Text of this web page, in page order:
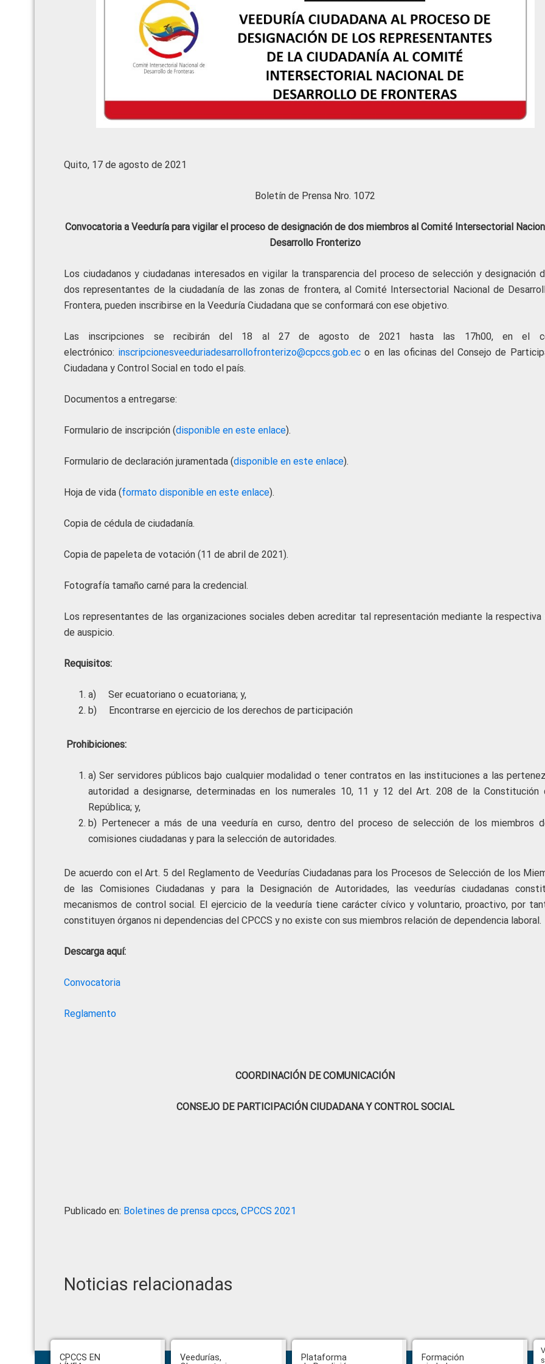
Quito, 17 de agosto de 2021
Boletín de Prensa Nro. 1072
Convocatoria a Veeduría para vigilar el proceso de designación de dos miembros al Comité Intersectorial
Desarrollo Fronterizo
Los ciudadanos y ciudadanas interesados en vigilar la transparencia del proceso de selección y designación
dos representantes de la ciudadanía de las zonas de frontera, al Comité Intersectorial Nacional de
Frontera, pueden inscribirse en la Veeduría Ciudadana que se conformará con ese objetivo.
Las inscripciones se recibirán del 18 al 27 de agosto de 2021 hasta las 17h00, en el
electrónico: inscripcionesveeduriadesarrollofronterizo@cpccs.gob.ec o en las oficinas del Consejo de
Ciudadana y Control Social en todo el país.
Documentos a entregarse:
Formulario de inscripción (disponible en este enlace).
Formulario de declaración juramentada (disponible en este enlace).
Hoja de vida (formato disponible en este enlace).
Copia de cédula de ciudadanía.
Copia de papeleta de votación (11 de abril de 2021).
Fotografía tamaño carné para la credencial.
Los representantes de las organizaciones sociales deben acreditar tal representación mediante la respectiva
de auspicio.
Requisitos:
a) Ser ecuatoriano o ecuatoriana; y,
b) Encontrarse en ejercicio de los derechos de participación
Prohibiciones:
a) Ser servidores públicos bajo cualquier modalidad o tener contratos en las instituciones a las
autoridad a designarse, determinadas en los numerales 10, 11 y 12 del Art. 208 de la Constitución
República; y,
b) Pertenecer a más de una veeduría en curso, dentro del proceso de selección de los miembros
comisiones ciudadanas y para la selección de autoridades.
De acuerdo con el Art. 5 del Reglamento de Veedurías Ciudadanas para los Procesos de Selección de los
de las Comisiones Ciudadanas y para la Designación de Autoridades, las veedurías ciudadanas
mecanismos de control social. El ejercicio de la veeduría tiene carácter cívico y voluntario, proactivo, por
constituyen órganos ni dependencias del CPCCS y no existe con sus miembros relación de dependencia laboral.
Descarga aquí:
Convocatoria
Reglamento
COORDINACIÓN DE COMUNICACIÓN
CONSEJO DE PARTICIPACIÓN CIUDADANA Y CONTROL SOCIAL
Publicado en: Boletines de prensa cpccs, CPCCS 2021
Noticias relacionadas
CPCCS EN
Veedurías,
Plataforma
Formación
Hasta el 31 de julio se podrán
presentar impugnaciones en